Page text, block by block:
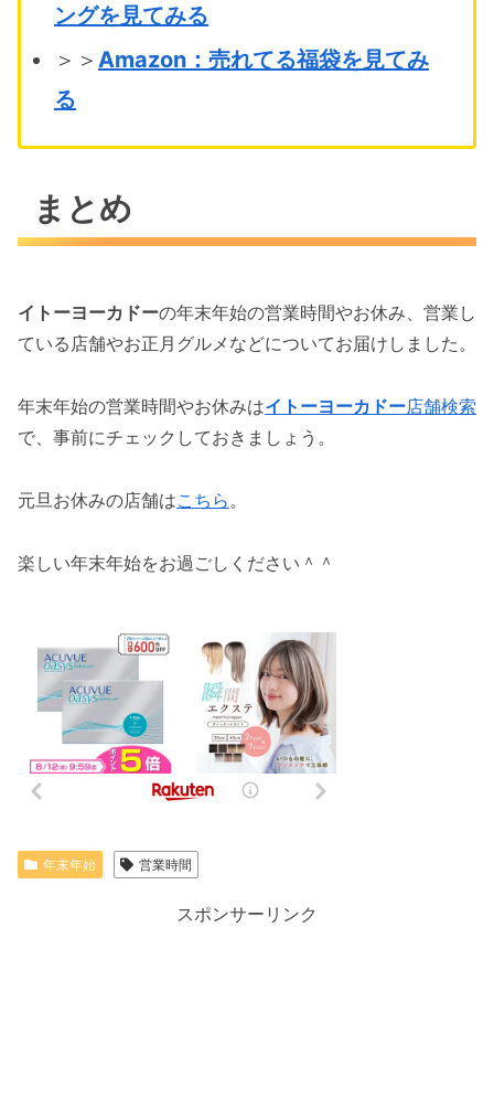
ングを見てみる
＞＞ Amazon：売れてる福袋を見てみ
る
まとめ
イトーヨーカドーの年末年始の営業時間やお休み、営業し
ている店舗やお正月グルメなどについてお届けしました。
年末年始の営業時間やお休みはイトーヨーカドー店舗検索
で、事前にチェックしておきましょう。
元旦お休みの店舗はこちら 。
楽しい年末年始をお過ごしください＾＾
年末年始 営業時間
スポンサーリンク